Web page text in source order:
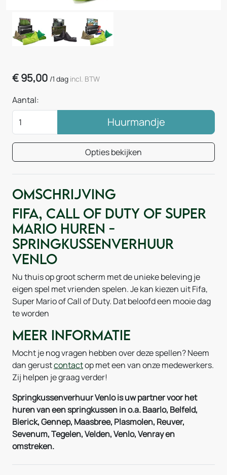
€95,00 /1 dag incl. BTW
Aantal:
Huurmandje
Opties bekijken
Omschrijving
Fifa, Call of Duty of Super
Mario huren -
Springkussenverhuur
Venlo
Nu thuis op groot scherm met de unieke beleving je
eigen spel met vrienden spelen. Je kan kiezen uit Fifa,
Super Mario of Call of Duty. Dat beloofd een mooie dag
te worden
Meer informatie
Mocht je nog vragen hebben over deze spellen? Neem
dan gerustcontactop met een van onze medewerkers.
Zij helpen je graag verder!
Springkussenverhuur Venlo is uw partner voor het
huren van een springkussen in o.a. Baarlo, Belfeld,
Blerick, Gennep, Maasbree, Plasmolen, Reuver,
Sevenum, Tegelen, Velden, Venlo, Venray en
omstreken.